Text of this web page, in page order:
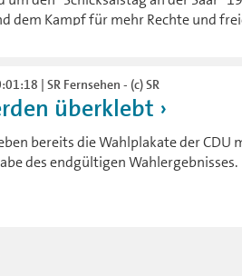
dem Kampf für mehr Rechte und
| SR Fernsehen - (c) SR
überklebt
bereits die Wahlplakate der CDU
des endgültigen Wahlergebnisses.